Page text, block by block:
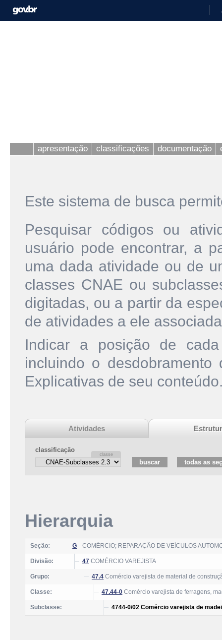
apresentação classificações documentação
Este sistema de busca
Pesquisar códigos ou
usuário pode encontrar, a
uma dada atividade ou de
classes CNAE ou
digitadas, ou a partir da
de atividades a ele
Indicar a posição de
incluindo o
Explicativas de seu
Atividades
classificação
Hierarquia
Seção: G COMÉRCIO; REPARAÇÃO DE VEÍCULOS
Divisão: 47 COMÉRCIO VAREJISTA
Grupo: 47.4 Comércio varejista de material de
Classe: 47.44-0 Comércio varejista de ferragens,
Subclasse: 4744-0/02 Comércio varejista de